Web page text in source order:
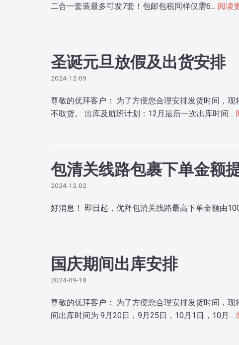
二合一套装最多可发7套！包邮包税同样仅需6… 阅读
圣诞元旦放假及出货安排
2024-12-09
尊敬的优拜客户： 为了方便您合理安排发货时间，
不取货。 出库及航班计划：12月最后一次出库时间…
包清关线路包裹下单金额
2024-12-02
好消息！ 即日起，优拜包清关线路最高下单金额由
国庆期间出库安排
2024-09-18
尊敬的优拜客户： 为了方便您合理安排发货时间，
间出库时间为 9月20日，9月25日，10月1日，10月…